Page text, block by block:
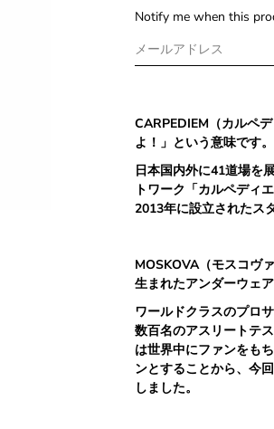
Notify me when this
CARPEDIEM （カルペ
よ！」という意味です。
日本国内外に41道場を
トワーク「カルペディ
2013年に設立されたス
MOSKOVA（モスコヴァ
生まれたアンダーウェア
ワールドクラスのプロ
数百名のアスリートテ
は世界中にファンをも
ンとすることから、今回
しました。